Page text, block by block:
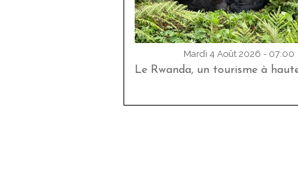
Mardi 4 Août 2026 - 07:00
Le Rwanda, un tourisme à